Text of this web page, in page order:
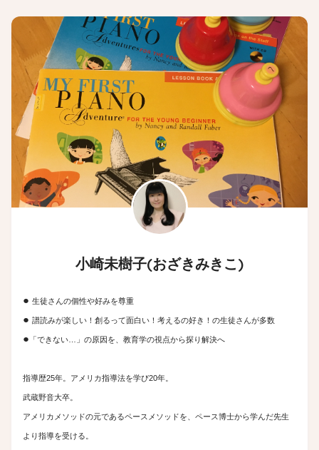
小崎未樹子(おざきみきこ)
● 生徒さんの個性や好みを尊重
● 譜読みが楽しい！創るって面白い！考えるの好き！の生徒さんが多数
● 「できない…」の原因を、教育学の視点から探り解決へ
指導歴25年。アメリカ指導法を学び20年。
武蔵野音大卒。
アメリカメソッドの元であるペースメソッドを、ペース博士から学んだ先生
より指導を受ける。